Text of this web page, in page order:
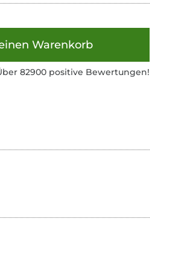
Warenkorb
82900 positive Bewertungen!